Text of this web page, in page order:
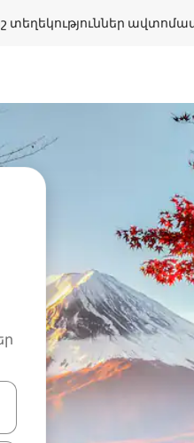
տեղեկություններ
ստեղներով նավարկեք